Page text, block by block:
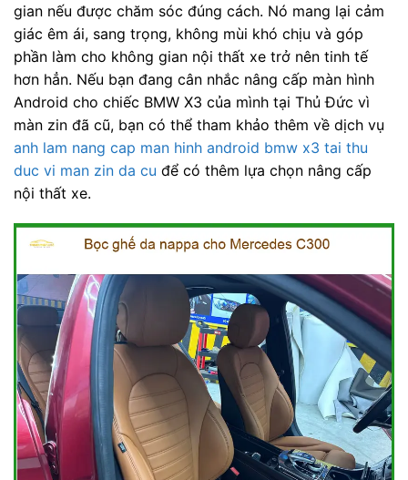
gian nếu được chăm sóc đúng cách. Nó mang lại cảm
giác êm ái, sang trọng, không mùi khó chịu và góp
phần làm cho không gian nội thất xe trở nên tinh tế
hơn hẳn. Nếu bạn đang cân nhắc nâng cấp màn hình
Android cho chiếc BMW X3 của mình tại Thủ Đức vì
màn zin đã cũ, bạn có thể tham khảo thêm về dịch vụ
anh lam nang cap man hinh android bmw x3 tai thu
duc vi man zin da cu để có thêm lựa chọn nâng cấp
nội thất xe.